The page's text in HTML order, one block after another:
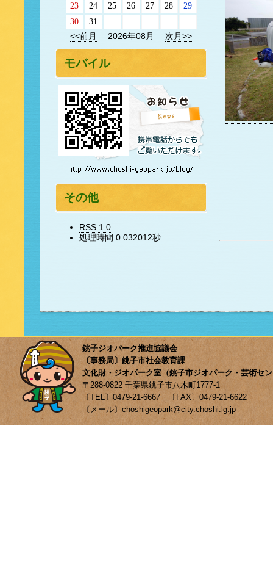
23
24 25 26 27 28
29
30
31
<<前月
2026年08月 次月>>
モバイル
その他
RSS 1.0
処理時間 0.032012秒
銚子ジオパーク推進協議会
〔事務局〕銚子市社会教育課
文化財・ジオパーク室（銚子市ジオパーク・芸術セ
〒288-0822 千葉県銚子市八木町1777-1
〔TEL〕0479-21-6667 〔FAX〕0479-21-6622
〔メール〕choshigeopark@city.choshi.lg.jp